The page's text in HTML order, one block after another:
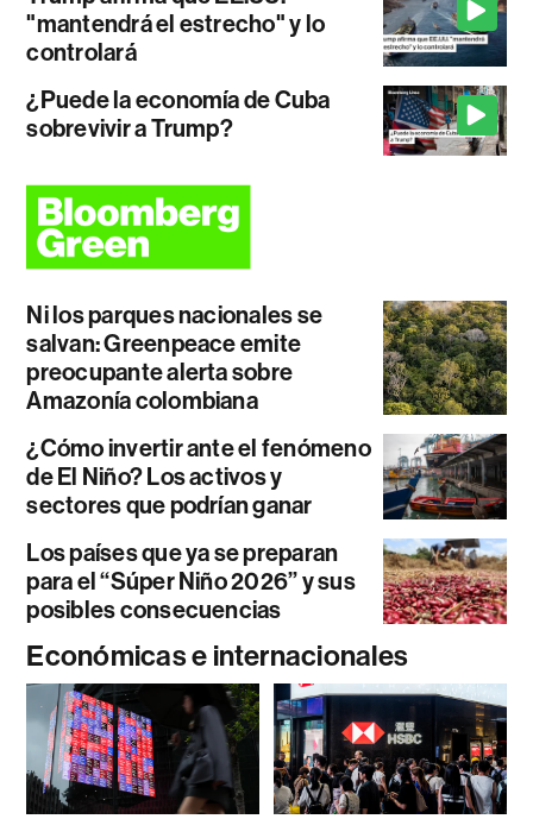
"mantendrá el estrecho" y lo
controlará
¿Puede la economía de Cuba
sobrevivir a Trump?
Ni los parques nacionales se
salvan: Greenpeace emite
preocupante alerta sobre
Amazonía colombiana
¿Cómo invertir ante el fenómeno
de El Niño? Los activos y
sectores que podrían ganar
Los países que ya se preparan
para el “Súper Niño 2026” y sus
posibles consecuencias
Económicas e internacionales